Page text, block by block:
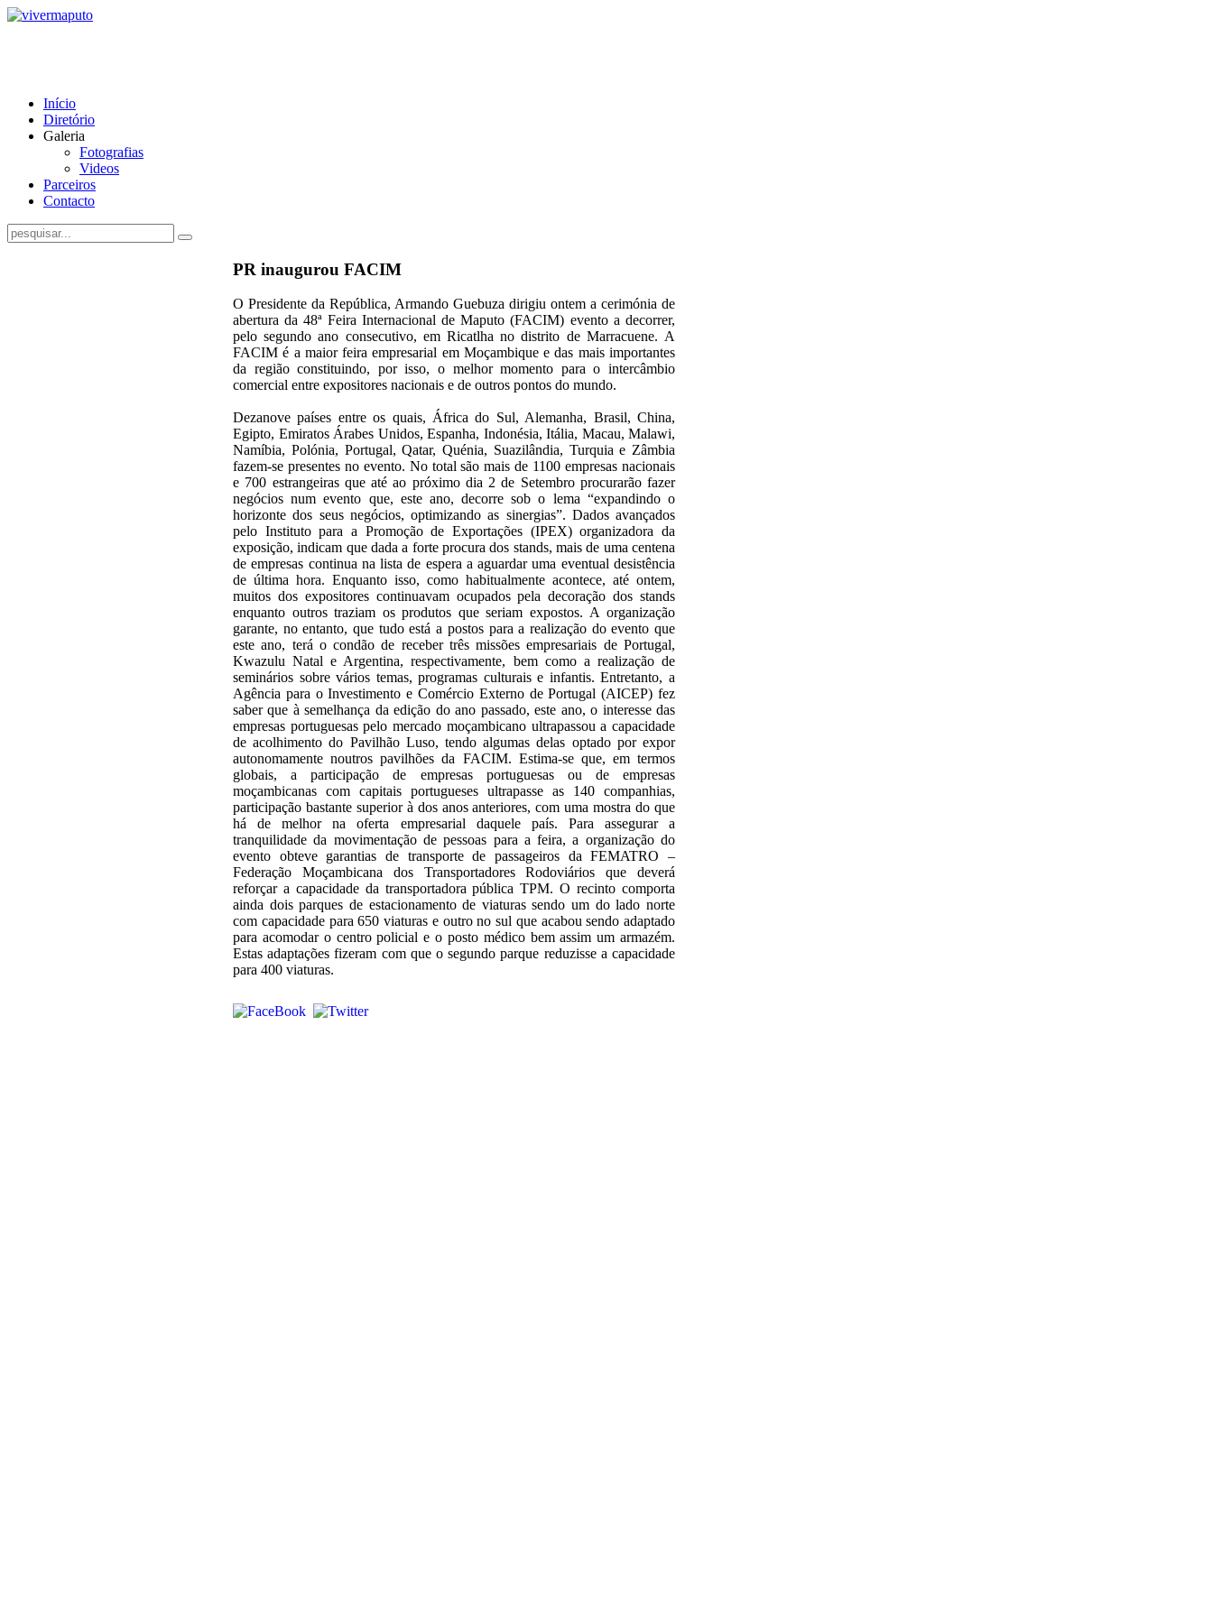
Início
Diretório
Galeria
Fotografias
Videos
Parceiros
Contacto
PR inaugurou FACIM
O Presidente da República, Armando Guebuza dirigiu ontem a cerimónia de
abertura da 48ª Feira Internacional de Maputo (FACIM) evento a decorrer,
pelo segundo ano consecutivo, em Ricatlha no distrito de Marracuene. A
FACIM é a maior feira empresarial em Moçambique e das mais importantes
da região constituindo, por isso, o melhor momento para o intercâmbio
comercial entre expositores nacionais e de outros pontos do mundo.
Dezanove países entre os quais, África do Sul, Alemanha, Brasil, China,
Egipto, Emiratos Árabes Unidos, Espanha, Indonésia, Itália, Macau, Malawi,
Namíbia, Polónia, Portugal, Qatar, Quénia, Suazilândia, Turquia e Zâmbia
fazem-se presentes no evento. No total são mais de 1100 empresas nacionais
e 700 estrangeiras que até ao próximo dia 2 de Setembro procurarão fazer
negócios num evento que, este ano, decorre sob o lema “expandindo o
horizonte dos seus negócios, optimizando as sinergias”. Dados avançados
pelo Instituto para a Promoção de Exportações (IPEX) organizadora da
exposição, indicam que dada a forte procura dos stands, mais de uma centena
de empresas continua na lista de espera a aguardar uma eventual desistência
de última hora. Enquanto isso, como habitualmente acontece, até ontem,
muitos dos expositores continuavam ocupados pela decoração dos stands
enquanto outros traziam os produtos que seriam expostos. A organização
garante, no entanto, que tudo está a postos para a realização do evento que
este ano, terá o condão de receber três missões empresariais de Portugal,
Kwazulu Natal e Argentina, respectivamente, bem como a realização de
seminários sobre vários temas, programas culturais e infantis. Entretanto, a
Agência para o Investimento e Comércio Externo de Portugal (AICEP) fez
saber que à semelhança da edição do ano passado, este ano, o interesse das
empresas portuguesas pelo mercado moçambicano ultrapassou a capacidade
de acolhimento do Pavilhão Luso, tendo algumas delas optado por expor
autonomamente noutros pavilhões da FACIM. Estima-se que, em termos
globais, a participação de empresas portuguesas ou de empresas
moçambicanas com capitais portugueses ultrapasse as 140 companhias,
participação bastante superior à dos anos anteriores, com uma mostra do que
há de melhor na oferta empresarial daquele país. Para assegurar a
tranquilidade da movimentação de pessoas para a feira, a organização do
evento obteve garantias de transporte de passageiros da FEMATRO –
Federação Moçambicana dos Transportadores Rodoviários que deverá
reforçar a capacidade da transportadora pública TPM. O recinto comporta
ainda dois parques de estacionamento de viaturas sendo um do lado norte
com capacidade para 650 viaturas e outro no sul que acabou sendo adaptado
para acomodar o centro policial e o posto médico bem assim um armazém.
Estas adaptações fizeram com que o segundo parque reduzisse a capacidade
para 400 viaturas.